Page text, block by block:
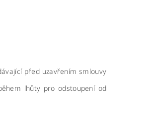
před uzavřením smlouvy
lhůty pro odstoupení od